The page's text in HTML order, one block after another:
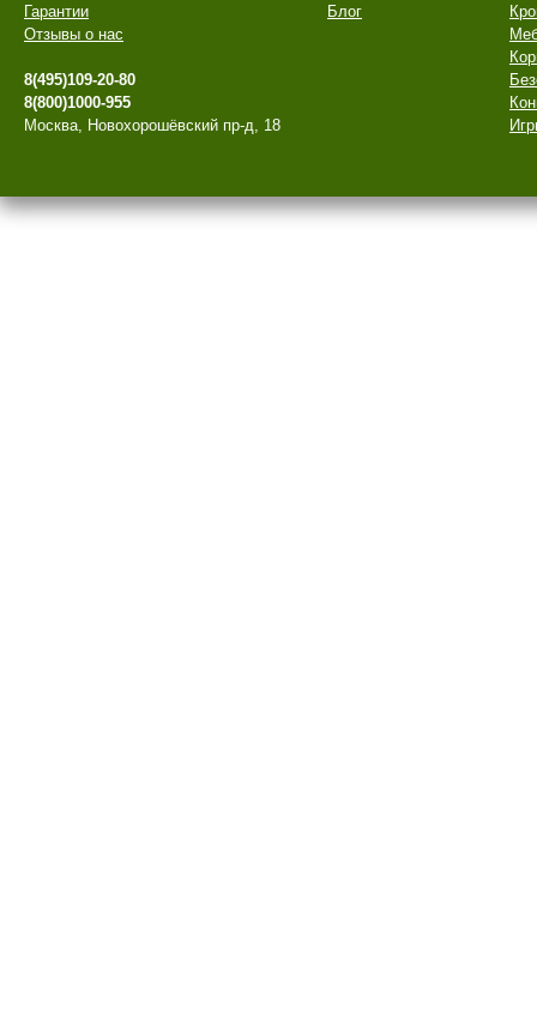
Гарантии
Отзывы о нас
8(495)109-20-80
8(800)1000-955
Москва, Новохорошёвский пр-д, 18
Блог